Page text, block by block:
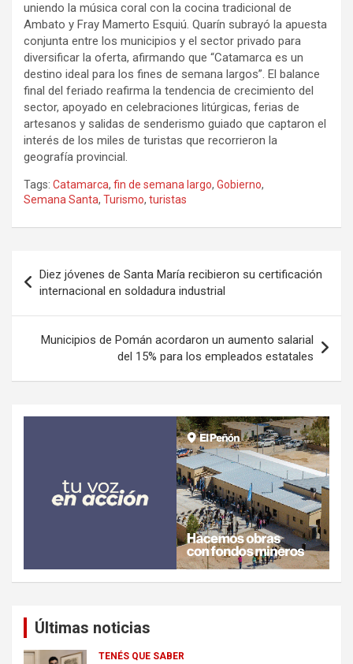
uniendo la música coral con la cocina tradicional de
Ambato y Fray Mamerto Esquiú. Quarín subrayó la apuesta
conjunta entre los municipios y el sector privado para
diversificar la oferta, afirmando que “Catamarca es un
destino ideal para los fines de semana largos”. El balance
final del feriado reafirma la tendencia de crecimiento del
sector, apoyado en celebraciones litúrgicas, ferias de
artesanos y salidas de senderismo guiado que captaron el
interés de los miles de turistas que recorrieron la
geografía provincial.
Tags: Catamarca, fin de semana largo, Gobierno,
Semana Santa, Turismo, turistas
de
entradas
Diez jóvenes de Santa María recibieron su certificación
internacional en soldadura industrial
Municipios de Pomán acordaron un aumento salarial
del 15% para los empleados estatales
Últimas noticias
TENÉS QUE SABER